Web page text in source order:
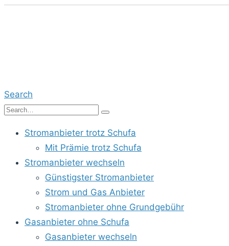
Search
Stromanbieter trotz Schufa
Mit Prämie trotz Schufa
Stromanbieter wechseln
Günstigster Stromanbieter
Strom und Gas Anbieter
Stromanbieter ohne Grundgebühr
Gasanbieter ohne Schufa
Gasanbieter wechseln